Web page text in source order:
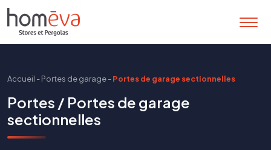
Accueil -Portes de garage-Portes de garage sectionnelles
Portes / Portes de garage
sectionnelles